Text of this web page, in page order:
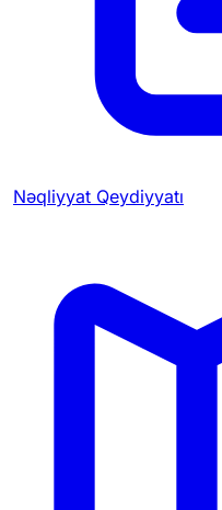
Nəqliyyat Qeydiyyatı